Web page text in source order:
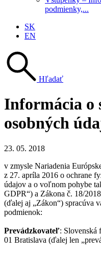
podmienky,...
SK
EN
Hľadať
Informácia o
osobných
23. 05. 2018
v zmysle Nariadenia
z 27. apríla 2016 o ochrane
údajov a o voľnom pohybe
GDPR“) a Zákona č. 18/
(ďalej aj „Zákon“) spracúva
podmienok:
Prevádzkovateľ: Slovenská
01 Bratislava (ďalej len